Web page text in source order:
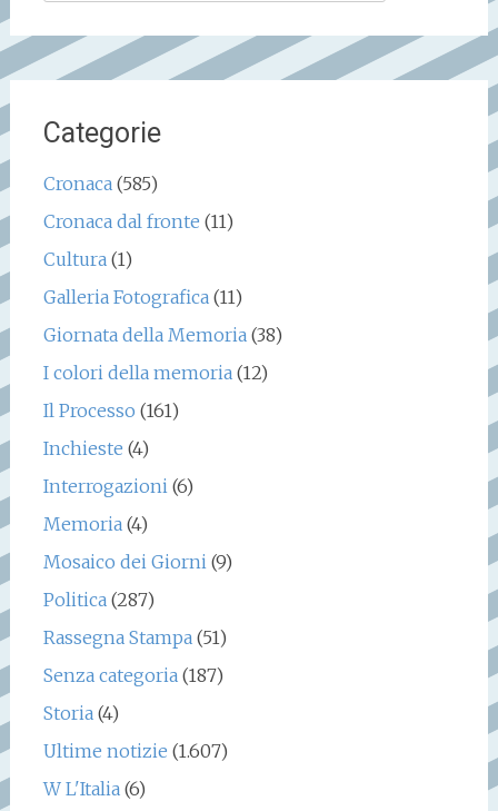
Categorie
Cronaca(585)
Cronaca dal fronte (11)
Cultura(1)
Galleria Fotografica(11)
Giornata della Memoria(38)
I colori della memoria(12)
Il Processo (161)
Inchieste (4)
Interrogazioni(6)
Memoria(4)
Mosaico dei Giorni(9)
Politica(287)
Rassegna Stampa(51)
Senza categoria(187)
Storia(4)
Ultime notizie (1.607)
W L'Italia(6)